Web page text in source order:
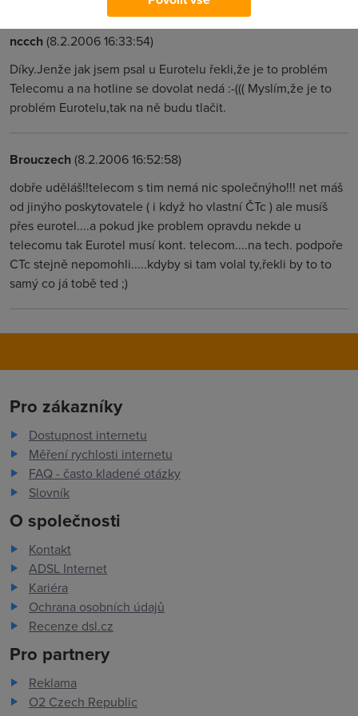
nccch(8.2.2006 16:33:54)
Díky.Jenže jak jsem psal u Eurotelu řekli,že je to problém
Telecomu a na hotline se dovolat nedá :-((( Myslím,že je to
problém Eurotelu,tak na ně budu tlačit.
Brouczech(8.2.2006 16:52:58)
dobře uděláš!!telecom s tim nemá nic společnýho!!! net máš
od jinýho poskytovatele ( i když ho vlastní ČTc ) ale musíš
přes eurotel....a pokud jke problem opravdu nekde u
telecomu tak Eurotel musí kont. telecom....na tech. podpoře
CTc stejně nepomohli.....kdyby si tam volal ty,řekli by to to
samý co já tobě ted ;)
Pro zákazníky
Dostupnost internetu
Měření rychlosti internetu
FAQ - často kladené otázky
Slovník
O společnosti
Kontakt
ADSL Internet
Kariéra
Ochrana osobních údajů
Recenze dsl.cz
Pro partnery
Reklama
O2 Czech Republic